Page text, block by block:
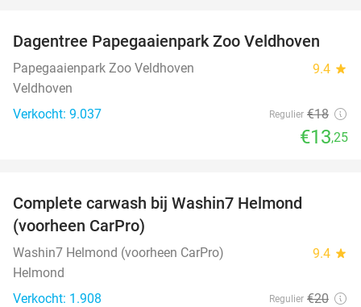
26%
Dagentree Papegaaienpark Zoo Veldhoven
Papegaaienpark Zoo Veldhoven 9.4 star
Veldhoven
Verkocht: 9.037
Regulier €18
€13,25
Complete carwash bij Washin7 Helmond
(voorheen CarPro)
Washin7 Helmond (voorheen CarPro) 9.4 star
Helmond
Verkocht: 1.908
Regulier €20